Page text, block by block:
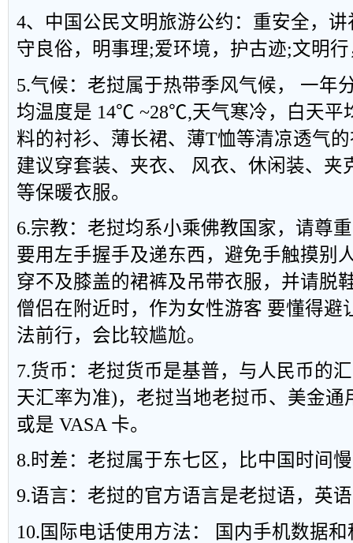
4、中国公民文明旅游公约：重安全，
守良俗，明事理;爱环境，护古迹;文明
5.气候：老挝属于热带季风气候， 一年
均温度是 14℃ ~28℃,天气寒冷，白天平
料的衬衫、薄长裙、薄T恤等清凉透气
建议穿套装、夹衣、 风衣、休闲装、夹
等保暖衣服。
6.宗教：老挝均系小乘佛教国家，请尊
要用左手握手及递东西，避免手触摸别
穿不及膝盖的裙裤及吊带衣服，并请脱
僧侣在附近时，作为女性游客 要懂得避
法前行，会比较尴尬。
7.货币：老挝货币是基普，与人民币的
天汇率为准)，老挝当地老挝币、美金通
或是 VASA 卡。
8.时差：老挝属于东七区，比中国时间
9.语言：老挝的官方语言是老挝语，英
10.国际电话使用方法： 国内手机数据